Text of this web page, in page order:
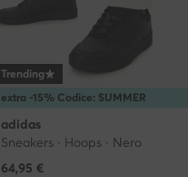
extra -15% Codice: SUMMER
Trending
adidas
Sneakers · Hoops · Nero
64,95 €